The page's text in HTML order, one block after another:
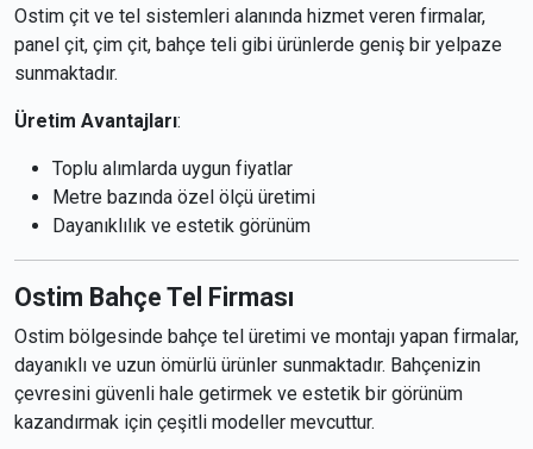
Ostim çit ve tel sistemleri alanında hizmet veren firmalar,
panel çit, çim çit, bahçe teli gibi ürünlerde geniş bir yelpaze
sunmaktadır.
Üretim Avantajları:
Toplu alımlarda uygun fiyatlar
Metre bazında özel ölçü üretimi
Dayanıklılık ve estetik görünüm
Ostim Bahçe Tel Firması
Ostim bölgesinde bahçe tel üretimi ve montajı yapan firmalar,
dayanıklı ve uzun ömürlü ürünler sunmaktadır. Bahçenizin
çevresini güvenli hale getirmek ve estetik bir görünüm
kazandırmak için çeşitli modeller mevcuttur.